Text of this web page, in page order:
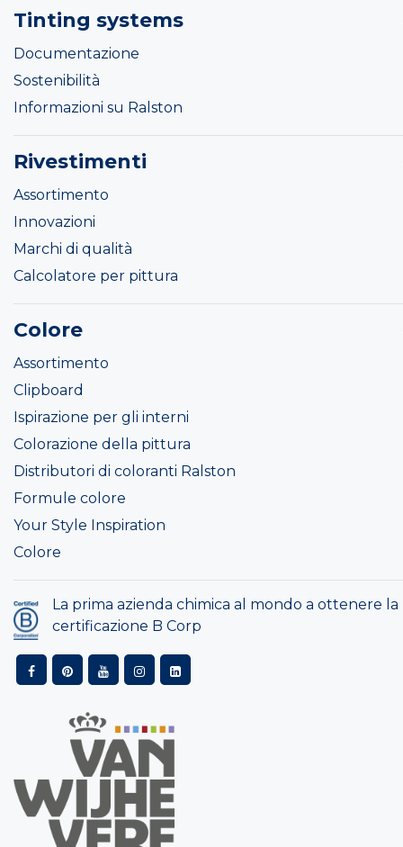
Tinting systems
Documentazione
Sostenibilità
Informazioni su Ralston
Rivestimenti
Assortimento
Innovazioni
Marchi di qualità
Calcolatore per pittura
Colore
Assortimento
Clipboard
Ispirazione per gli interni
Colorazione della pittura
Distributori di coloranti Ralston
Formule colore
Your Style Inspiration
Colore
La prima azienda chimica al mondo a ottenere la
certificazione B Corp